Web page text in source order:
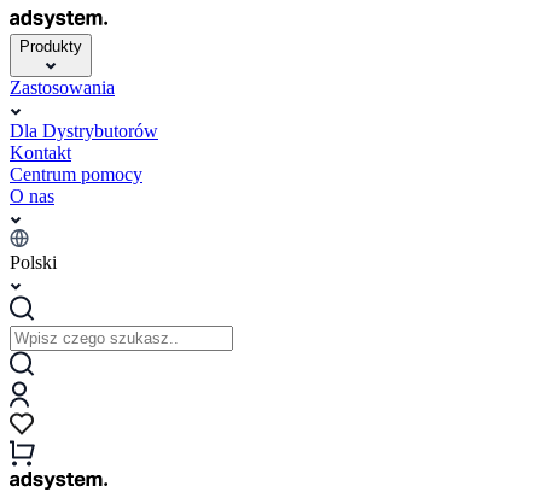
Produkty
Zastosowania
Dla Dystrybutorów
Kontakt
Centrum pomocy
O nas
Polski